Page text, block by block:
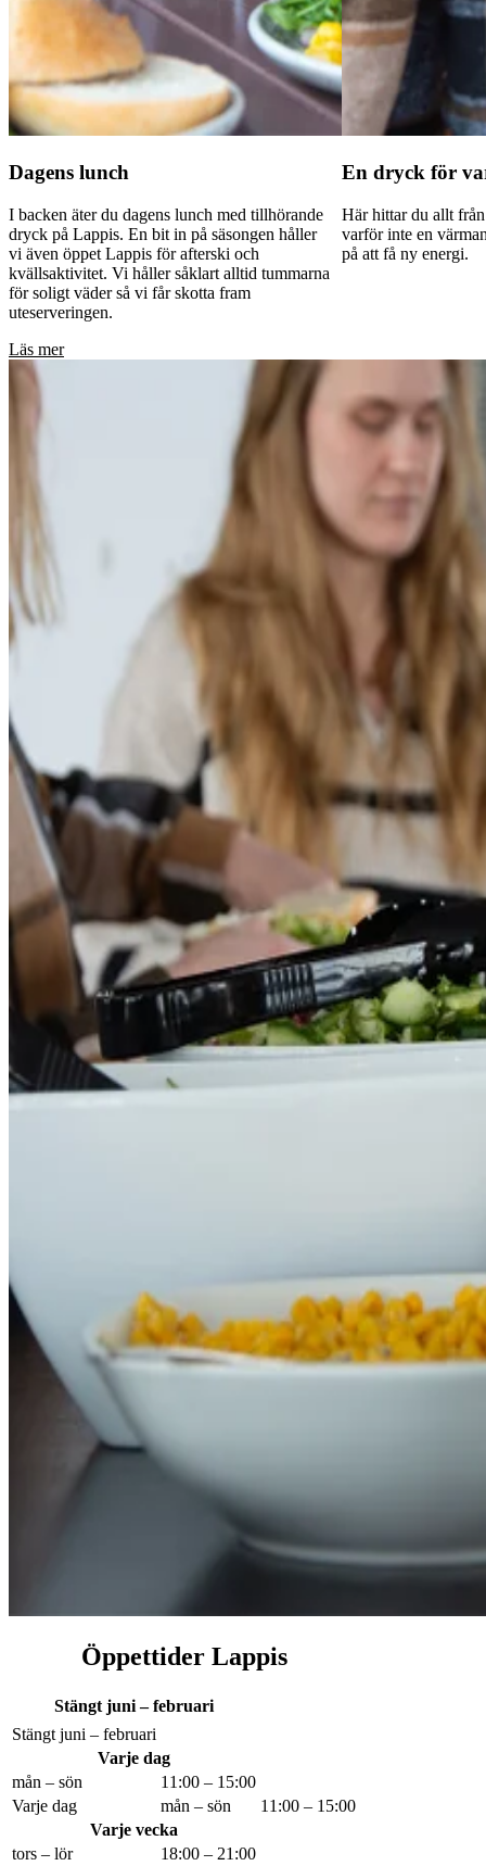
Dagens lunch
I backen äter du dagens lunch med tillhörande
dryck på Lappis. En bit in på säsongen håller
vi även öppet Lappis för afterski och
kvällsaktivitet. Vi håller såklart alltid tummarna
för soligt väder så vi får skotta fram
uteserveringen.
Läs mer
En dryck för
Här hittar du allt
varför inte en
på att få ny energi.
Öppettider Lappis
Stängt juni – februari
Stängt juni – februari
Varje dag
mån – sön
11:00 – 15:00
Varje dag
mån – sön
11:00 – 15:00
Varje vecka
tors – lör
18:00 – 21:00